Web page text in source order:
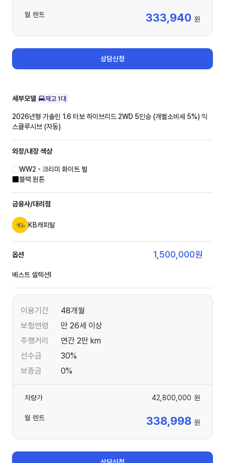
월 렌트 333,940 원
상담신청
세부모델 재고 1대
2026년형 가솔린 1.6 터보 하이브리드 2WD 5인승 (개별소비세 5%)익
스클루시브 (자동)
외장/내장색상
WW2 - 크리미 화이트 펄
블랙 원톤
금융사/대리점
KB캐피탈
옵션 1,500,000원
베스트 셀렉션Ⅰ
이용기간
48개월
보험연령
만 26세 이상
주행거리
연간 2만 km
선수금
30%
보증금
0%
차량가 42,800,000 원
월 렌트 338,998 원